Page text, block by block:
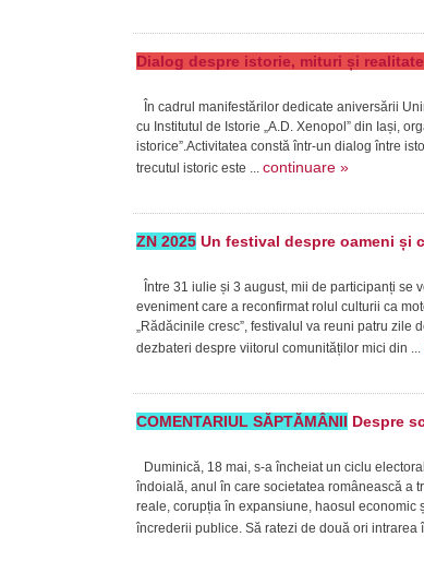
Dialog despre istorie, mituri și
În cadrul manifestărilor dedicate aniversării
cu Institutul de Istorie „A.D. Xenopol” din Iași,
istorice”.Activitatea constă într-un dialog între
trecutul istoric este ... continuare »
ZN 2025 Un festival despre oameni și
Între 31 iulie și 3 august, mii de participanți
eveniment care a reconfirmat rolul culturii ca
„Rădăcinile cresc”, festivalul va reuni patru zile
dezbateri despre viitorul comunităților mici din ...
COMENTARIUL SĂPTĂMÂNII Despre
Duminică, 18 mai, s-a încheiat un ciclu
îndoială, anul în care societatea românească a
reale, corupția în expansiune, haosul economic
încrederii publice. Să ratezi de două ori intrarea